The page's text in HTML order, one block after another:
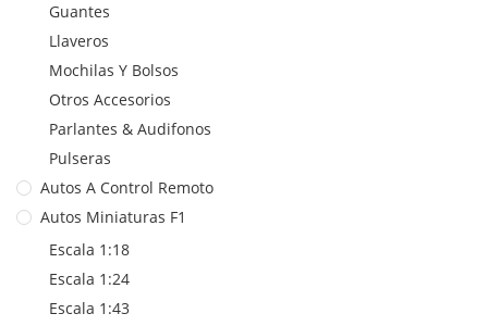
Guantes
Llaveros
Mochilas Y Bolsos
Otros Accesorios
Parlantes & Audifonos
Pulseras
Autos A Control Remoto
Autos Miniaturas F1
Escala 1:18
Escala 1:24
Escala 1:43